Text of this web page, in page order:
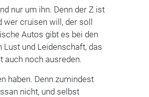
nur um ihn. Denn der Z ist
cruisen will, der soll
Autos gibt es bei den
und Leidenschaft, das
auch noch ausreden.
haben. Denn zumindest
nicht, und selbst